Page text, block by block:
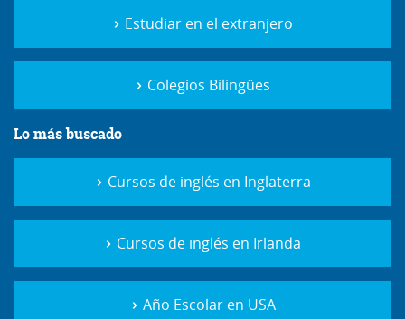
Estudiar en el extranjero
Colegios Bilingües
Lo más buscado
Cursos de inglés en Inglaterra
Cursos de inglés en Irlanda
Año Escolar en USA